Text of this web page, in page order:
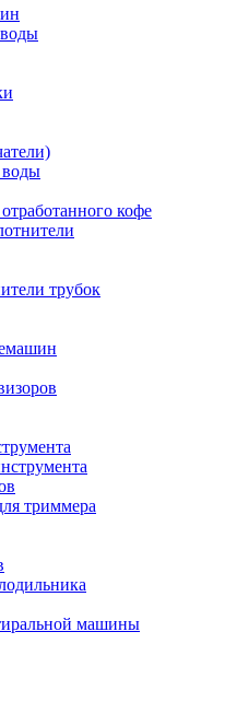
воды
кофе
трубок
триммера
машины